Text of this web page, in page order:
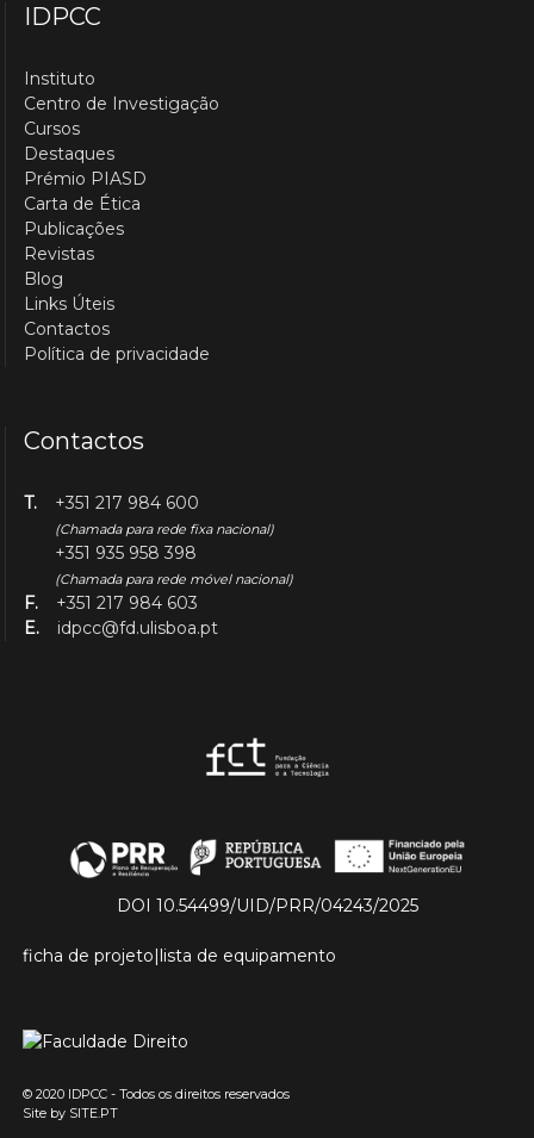
IDPCC
Instituto
Centro de Investigação
Cursos
Destaques
Prémio PIASD
Carta de Ética
Publicações
Revistas
Blog
Links Úteis
Contactos
Política de privacidade
Contactos
T. +351 217 984 600
(Chamada para rede fixa nacional)
+351 935 958 398
(Chamada para rede móvel nacional)
F.
+351 217 984 603
E.
idpcc@fd.ulisboa.pt
© 2020 IDPCC - Todos os direitos reservados
Site by SITE.PT
DOI 10.54499/UID/PRR/04243/2025
ficha de projeto|lista de equipamento